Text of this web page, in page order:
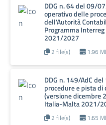
DDG n. 64 del 09/
operativo delle
dell’Autorità
Programma
2021/2027
2 file(s) 1.96
DDG n. 149/AdC
procedure e pista
(versione dicembre
Italia-Malta 2021/
2 file(s) 1.65